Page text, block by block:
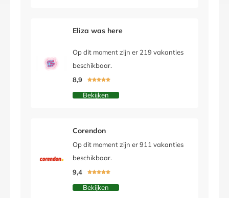
Eliza was here
Op dit moment zijn er 219 vakanties
beschikbaar.
8,9

Bekijken
Corendon
Op dit moment zijn er 911 vakanties
beschikbaar.
9,4

Bekijken